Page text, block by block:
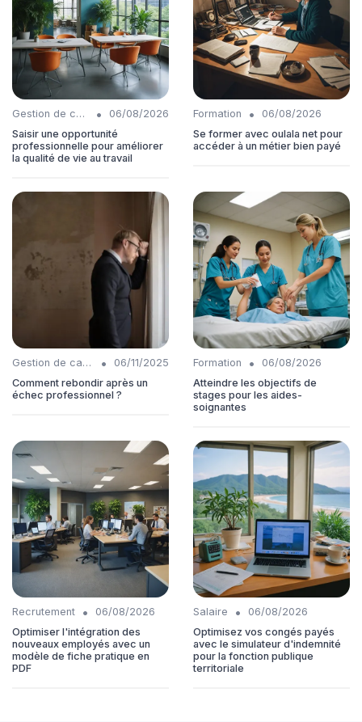
Gestion de carrière •
06/08/2026
Saisir une opportunité
professionnelle pour améliorer
la qualité de vie au travail
Formation •
06/08/2026
Se former avec oulala net pour
accéder à un métier bien payé
Gestion de carrière •
06/11/2025
Comment rebondir après un
échec professionnel ?
Formation •
06/08/2026
Atteindre les objectifs de
stages pour les aides-
soignantes
Recrutement •
06/08/2026
Optimiser l'intégration des
nouveaux employés avec un
modèle de fiche pratique en
PDF
Salaire •
06/08/2026
Optimisez vos congés payés
avec le simulateur d'indemnité
pour la fonction publique
territoriale